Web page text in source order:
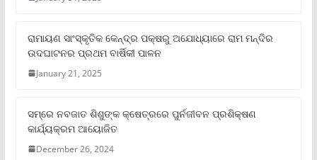
ରାମାୟଣ ସାଂସ୍କୃତିକ କେନ୍ଦ୍ର ପକ୍ଷରୁ ଅଯୋଧ୍ୟାରେ ରାମ ମନ୍ଦିର
ଉଦଘାଟନର ପ୍ରଥମ ବାର୍ଷିକୀ ପାଳନ
January 21, 2025
ସମ୍‌ରେ ନବଜାତ ଶିଶୁଙ୍କ କ୍ଷେତ୍ରରେ ପୁର୍ନଜୀବନ ପ୍ରଶିକ୍ଷଣ
କାର୍ଯ୍ୟକ୍ରମ ଆୟୋଜିତ
December 26, 2024